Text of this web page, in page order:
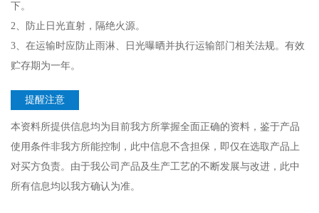
下。
2、防止日光直射，隔绝火源。
3、在运输时应防止雨淋、日光曝晒并执行运输部门相关法规。有效
贮存期为一年。
提醒注意
本资料所提供信息均为目前我方所掌握全面正确的资料，鉴于产品
使用条件非我方所能控制，此中信息不含担保，即仅在选取产品上
对买方负责。由于我公司产品及生产工艺的不断发展与改进，此中
所有信息均以我方确认为准。